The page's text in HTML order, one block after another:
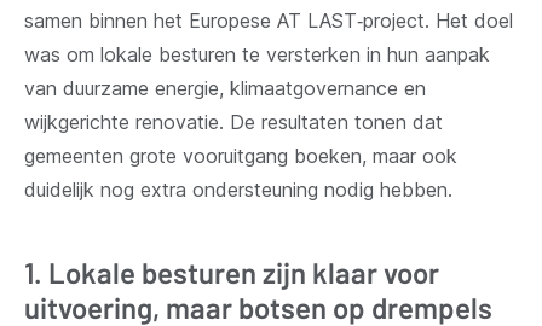
samen binnen het Europese AT LAST‑project. Het doel
was om lokale besturen te versterken in hun aanpak
van duurzame energie, klimaatgovernance en
wijkgerichte renovatie. De resultaten tonen dat
gemeenten grote vooruitgang boeken, maar ook
duidelijk nog extra ondersteuning nodig hebben.
1. Lokale besturen zijn klaar voor
uitvoering, maar botsen op drempels